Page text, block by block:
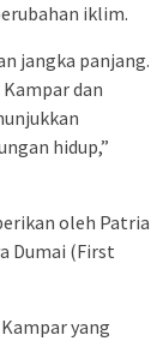
iklim.
jangka panjang.
dan
hidup,”
oleh Patria
Dumai (First
yang